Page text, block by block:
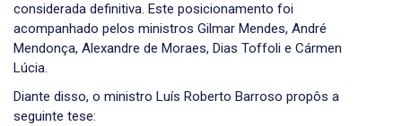
considerada definitiva. Este posicionamento foi
acompanhado pelos ministros Gilmar Mendes, André
Mendonça, Alexandre de Moraes, Dias Toffoli e Cármen
Lúcia.
Diante disso, o ministro Luís Roberto Barroso propôs a
seguinte tese: